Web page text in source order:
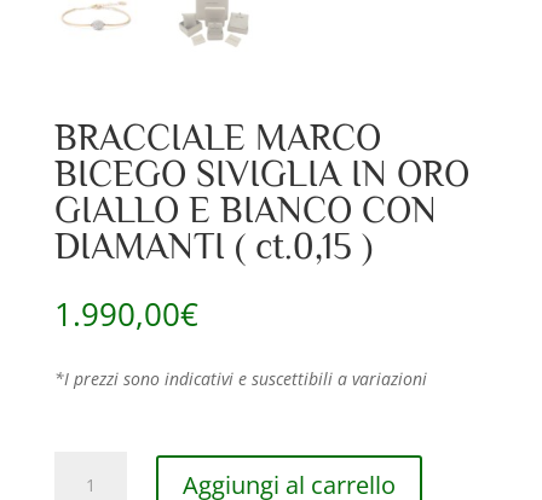
BRACCIALE MARCO
BICEGO SIVIGLIA IN ORO
GIALLO E BIANCO CON
DIAMANTI ( ct.0,15 )
1.990,00€
*I prezzi sono indicativi e suscettibili a variazioni
MARCO
Aggiungi al carrello